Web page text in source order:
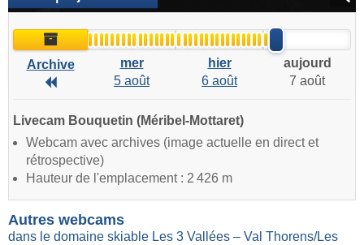
Archive
Archive
Archive
mer
5 août
hier
6 août
aujourd
7 août
Livecam Bouquetin (Méribel-Mottaret)
Webcam avec archives (image actuelle en direct et
rétrospective)
Hauteur de l'emplacement : 2 426 m
Autres webcams
dans le domaine skiable Les 3 Vallées – Val Thorens/Les